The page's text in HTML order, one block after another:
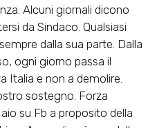
Alcuni giornali dicono
da Sindaco. Qualsiasi
dalla sua parte. Dalla
ogni giorno passa il
Italia e non a demolire.
sostegno. Forza
su Fb a proposito della